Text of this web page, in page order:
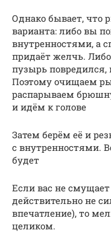
Однако бывает, что
варианта: либо вы
внутренностями, а
придаёт желчь.
пузырь повредился,
Поэтому очищаем
распарываем
и идём к голове
Затем берём её и
с внутренностями.
будет
Если вас не
действительно не
впечатление), то
целиком.